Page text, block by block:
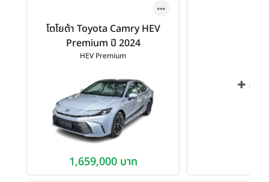
โตโยต้า Toyota Camry HEV
Premium ปี 2024
HEV Premium
1,659,000 บาท
เพิ่